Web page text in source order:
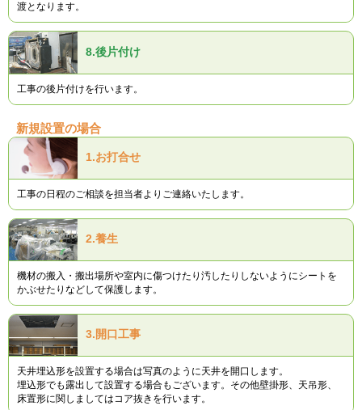
渡となります。
8.後片付け
工事の後片付けを行います。
新規設置の場合
1.お打合せ
工事の日程のご相談を担当者よりご連絡いたします。
2.養生
機材の搬入・搬出場所や室内に傷つけたり汚したりしないようにシートを
かぶせたりなどして保護します。
3.開口工事
天井埋込形を設置する場合は写真のように天井を開口します。
埋込形でも露出して設置する場合もございます。その他壁掛形、天吊形、
床置形に関しましてはコア抜きを行います。